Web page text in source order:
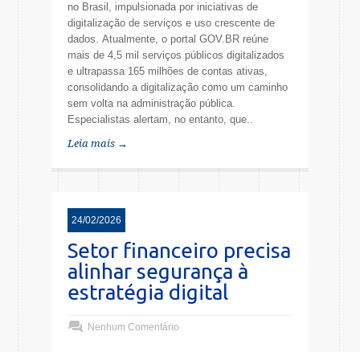
no Brasil, impulsionada por iniciativas de
digitalização de serviços e uso crescente de
dados. Atualmente, o portal GOV.BR reúne
mais de 4,5 mil serviços públicos digitalizados
e ultrapassa 165 milhões de contas ativas,
consolidando a digitalização como um caminho
sem volta na administração pública.
Especialistas alertam, no entanto, que..
Leia mais →
24/02/2026
Setor financeiro precisa
alinhar segurança à
estratégia digital
Nenhum Comentário